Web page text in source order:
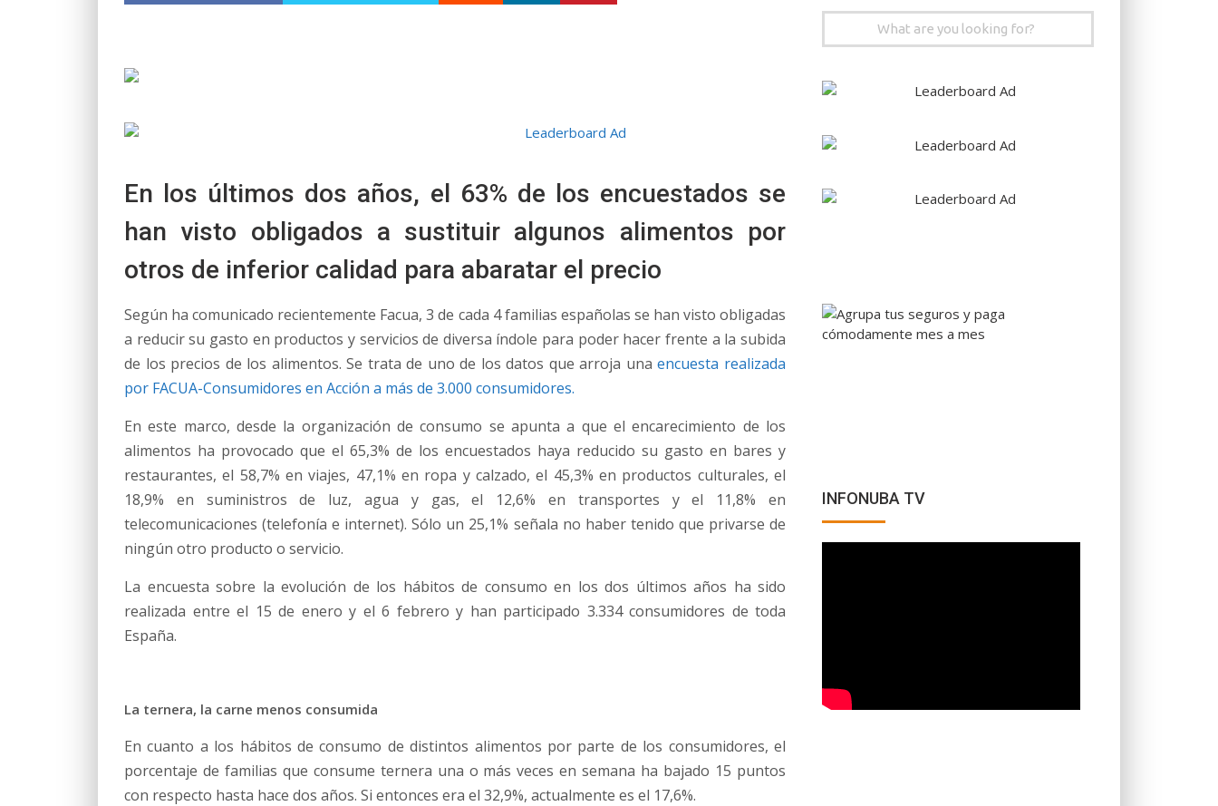
En los últimos dos años, el 63% de los encuestados se
han visto obligados a sustituir algunos alimentos por
otros de inferior calidad para abaratar el precio
Según ha comunicado recientemente Facua, 3 de cada 4 familias españolas se han visto obligadas
a reducir su gasto en productos y servicios de diversa índole para poder hacer frente a la subida
de los precios de los alimentos. Se trata de uno de los datos que arroja unaencuesta realizada
por FACUA-Consumidores en Acción a más de 3.000 consumidores.
En este marco, desde la organización de consumo se apunta a que el encarecimiento de los
alimentos ha provocado que el 65,3% de los encuestados haya reducido su gasto en bares y
restaurantes, el 58,7% en viajes, 47,1% en ropa y calzado, el 45,3% en productos culturales, el
18,9% en suministros de luz, agua y gas, el 12,6% en transportes y el 11,8% en
telecomunicaciones (telefonía e internet). Sólo un 25,1% señala no haber tenido que privarse de
ningún otro producto o servicio.
La encuesta sobre la evolución de los hábitos de consumo en los dos últimos años ha sido
realizada entre el 15 de enero y el 6 febrero y han participado 3.334 consumidores de toda
España.
La ternera, la carne menos consumida
En cuanto a los hábitos de consumo de distintos alimentos por parte de los consumidores, el
porcentaje de familias que consume ternera una o más veces en semana ha bajado 15 puntos
con respecto hasta hace dos años. Si entonces era el 32,9%, actualmente es el 17,6%.
Search
INFONUBA TV